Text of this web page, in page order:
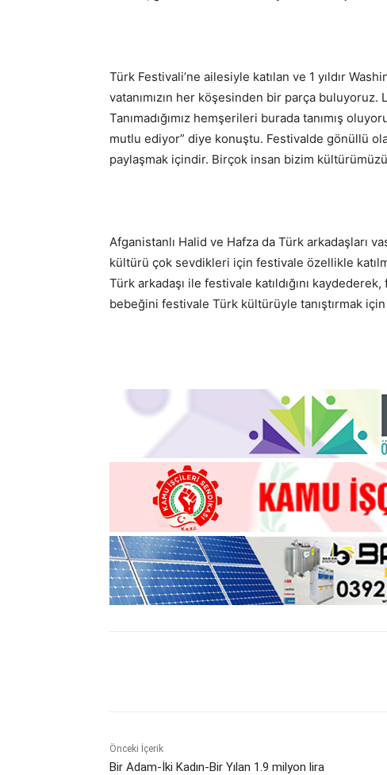
Türk Festivali’ne ailesiyle katılan ve 1 yıldır
vatanımızın her köşesinden bir parça
Tanımadığımız hemşerileri burada tanımış
mutlu ediyor” diye konuştu. Festivalde gönüllü
paylaşmak içindir. Birçok insan bizim
Afganistanlı Halid ve Hafza da Türk arkadaşları
kültürü çok sevdikleri için festivale özellikle
Türk arkadaşı ile festivale katıldığını
bebeğini festivale Türk kültürüyle tanıştırmak
Önceki İçerik
Bir Adam-İki Kadın-Bir Yılan 1.9 milyon lira